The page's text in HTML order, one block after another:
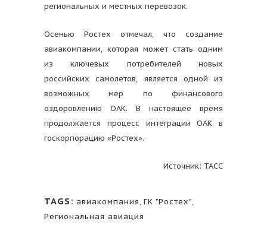
региональных и местных перевозок.
Осенью Ростех отмечал, что создание
авиакомпании, которая может стать одним
из ключевых потребителей новых
российских самолетов, является одной из
возможных мер по финансового
оздоровлению ОАК. В настоящее время
продолжается процесс интеграции ОАК в
госкорпорацию «Ростех».
Источник: ТАСС
TAGS: авиакомпания, ГК "Ростех",
Региональная авиация